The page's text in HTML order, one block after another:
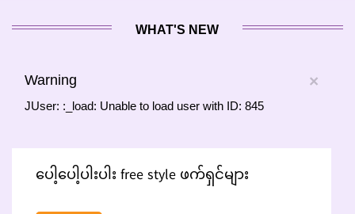
WHAT'S NEW
×
Warning
JUser: :_load: Unable to load user with ID: 845
ပေါ့ပေါ့ပါးပါး free style ဖက်ရှင်များ